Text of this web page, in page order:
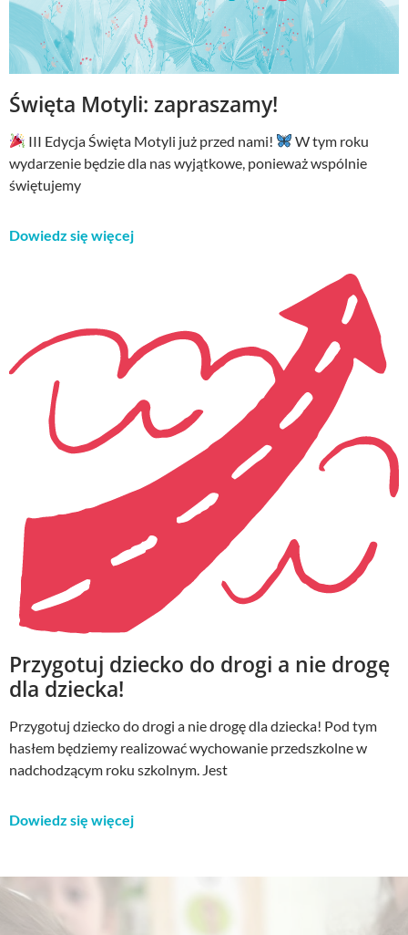
Święta Motyli: zapraszamy!
III Edycja Święta Motyli już przed nami!
W tym roku
wydarzenie będzie dla nas wyjątkowe, ponieważ wspólnie
świętujemy
Dowiedz się więcej
Przygotuj dziecko do drogi a nie drogę
dla dziecka!
Przygotuj dziecko do drogi a nie drogę dla dziecka! Pod tym
hasłem będziemy realizować wychowanie przedszkolne w
nadchodzącym roku szkolnym. Jest
Dowiedz się więcej